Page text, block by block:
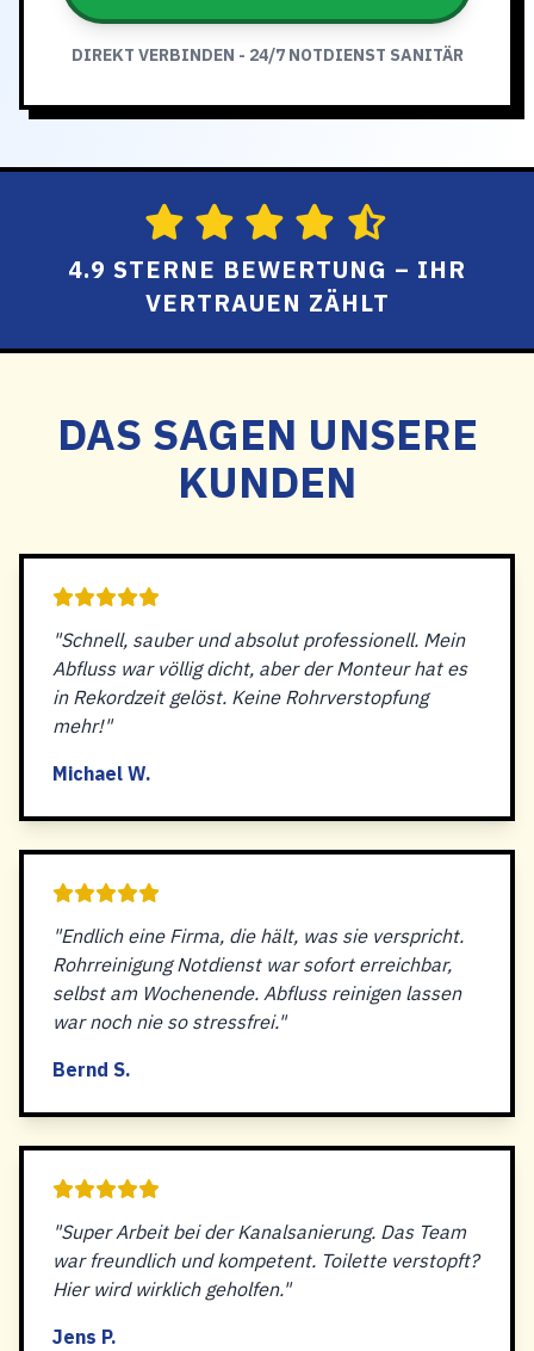
DIREKT VERBINDEN - 24/7 NOTDIENST SANITÄR
4.9 STERNE BEWERTUNG – IHR
VERTRAUEN ZÄHLT
DAS SAGEN UNSERE
KUNDEN
"Schnell, sauber und absolut professionell. Mein
Abfluss war völlig dicht, aber der Monteur hat es
in Rekordzeit gelöst. Keine Rohrverstopfung
mehr!"
Michael W.
"Endlich eine Firma, die hält, was sie verspricht.
Rohrreinigung Notdienst war sofort erreichbar,
selbst am Wochenende. Abfluss reinigen lassen
war noch nie so stressfrei."
Bernd S.
"Super Arbeit bei der Kanalsanierung. Das Team
war freundlich und kompetent. Toilette verstopft?
Hier wird wirklich geholfen."
Jens P.